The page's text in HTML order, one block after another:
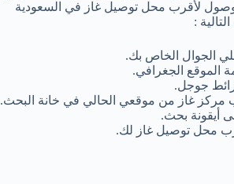
لأقرب محل توصيل غاز في السعودية
:
الجوال الخاص بك.
الموقع الجغرافي.
جوجل.
مركز غاز من موقعي الحالي في خانة البحث.
أيقونة بحث.
محل توصيل غاز لك.